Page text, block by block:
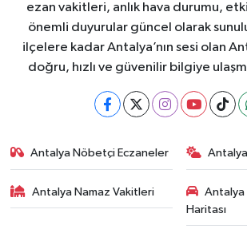
ezan vakitleri, anlık hava durumu,
önemli duyurular güncel olarak
ilçelere kadar Antalya’nın sesi olan
doğru, hızlı ve güvenilir bilgiye
Antalya Nöbetçi Eczaneler
Antalya Namaz Vakitleri
Antalya
Haritası